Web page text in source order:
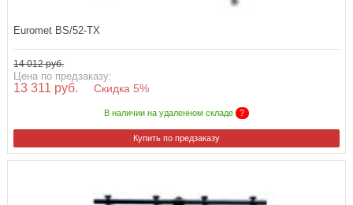
Euromet BS/52-TX
14 012 руб.
Цена по предзаказу:
13 311 руб. Скидка 5%
В наличии на удаленном складе ?
Купить по предзаказу